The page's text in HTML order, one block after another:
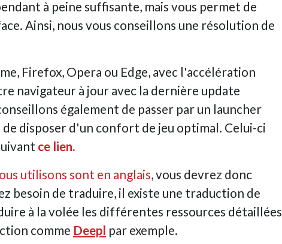
à peine suffisante, mais vous permet de
Ainsi, nous vous conseillons une résolution de
Firefox, Opera ou Edge, avec l'accélération
navigateur à jour avec la dernière update
également de passer par un launcher
disposer d'un confort de jeu optimal. Celui-ci
ce lien.
utilisons sont en anglais, vous devrez donc
besoin de traduire, il existe une traduction de
à la volée les différentes ressources détaillées
comme Deepl par exemple.